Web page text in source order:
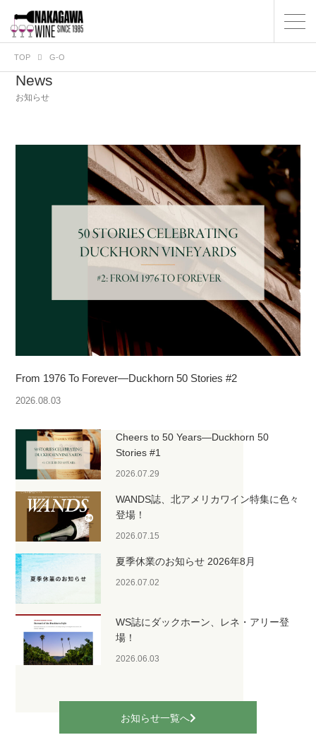
TOP G-O
News
お知らせ
From 1976 To Forever—Duckhorn 50 Stories #2
2026.08.03
Cheers to 50 Years—Duckhorn 50
Stories #1
2026.07.29
WANDS誌、北アメリカワイン特集に色々
登場！
2026.07.15
夏季休業のお知らせ 2026年8月
2026.07.02
WS誌にダックホーン、レネ・アリー登
場！
2026.06.03
お知らせ一覧へ